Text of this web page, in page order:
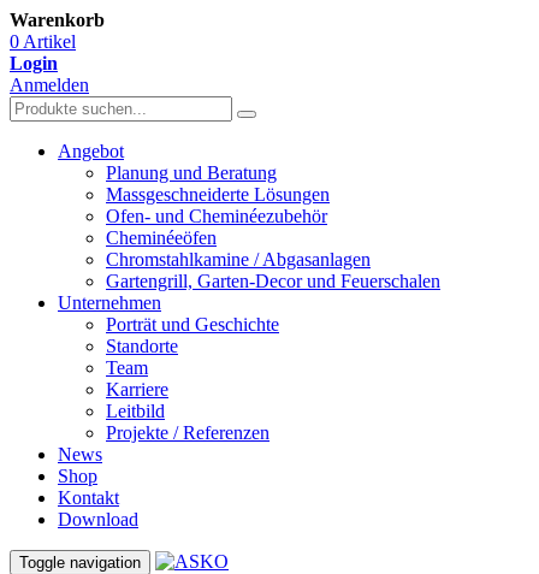
Warenkorb
0 Artikel
Login
Anmelden
Angebot
Planung und Beratung
Massgeschneiderte Lösungen
Ofen- und Cheminéezubehör
Cheminéeöfen
Chromstahlkamine / Abgasanlagen
Gartengrill, Garten-Decor und Feuerschalen
Unternehmen
Porträt und Geschichte
Standorte
Team
Karriere
Leitbild
Projekte / Referenzen
News
Shop
Kontakt
Download
Toggle navigation